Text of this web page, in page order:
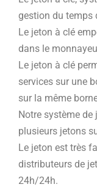
gestion du temps
Le jeton à clé
dans le
Le jeton à clé
services sur une
sur la même
Notre système
plusieurs jetons
Le jeton est très
distributeurs de
24h/24h.